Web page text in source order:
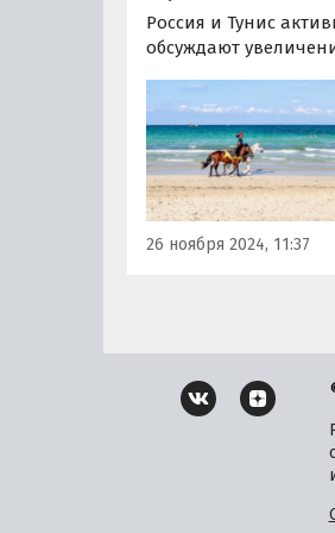
Россия и Тунис
обсуждают
между странами.
«Известиям» в
посольстве в Тунисе,
над этим
началась, и есть
достижения
договоренностей к…
26 ноября 2024, 11:37